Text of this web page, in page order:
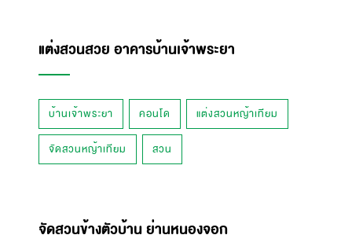
แต่งสวนสวย อาคารบ้านเจ้าพระยา
บ้านเจ้าพระยา คอนโด แต่งสวนหญ้าเทียม
จัดสวนหญ้าเทียม สวน
จัดสวนข้างตัวบ้าน ย่านหนองจอก